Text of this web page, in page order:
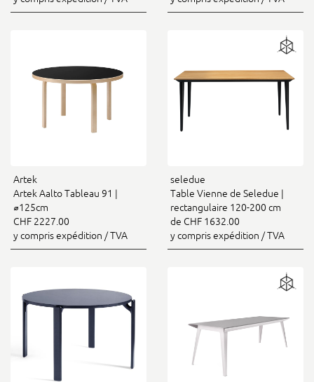
Artek
Artek Aalto Tableau 91 |
⌀125cm
CHF 2227.00
y compris expédition / TVA
seledue
Table Vienne de Seledue |
rectangulaire 120-200 cm
de CHF 1632.00
y compris expédition / TVA